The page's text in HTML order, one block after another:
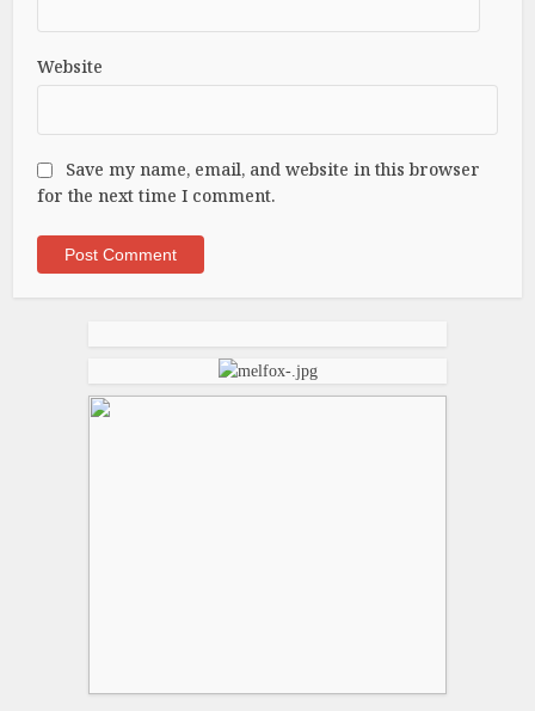
Website
Save my name, email, and website in this browser
for the next time I comment.